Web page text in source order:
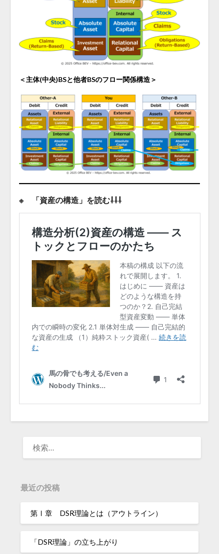
＜主体(中央)BSと他者BSのフロー関係構造＞
※ 「資産の構造」を読む⇩⇩⇩
最近の投稿
第Ⅰ章 DSR理論とは（アウトライン）
「DSR理論」の立ち上がり